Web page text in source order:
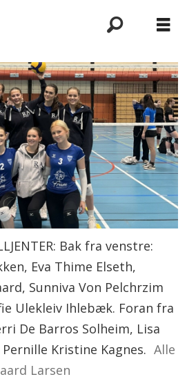
Bak fra venstre:
Eva Thime Elseth,
Sunniva Von Pelchrzim
Ulekleiv Ihlebæk. Foran fra
De Barros Solheim, Lisa
Kristine Kagnes. Alle
Larsen